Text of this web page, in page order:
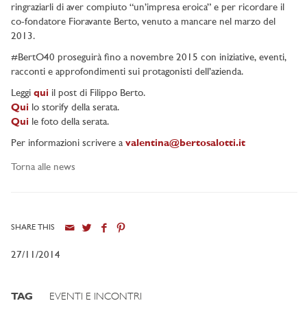
ringraziarli di aver compiuto “un’impresa eroica” e per ricordare il
co-fondatore Fioravante Berto, venuto a mancare nel marzo del
2013.
#BertO40 proseguirà fino a novembre 2015 con iniziative, eventi,
racconti e approfondimenti sui protagonisti dell’azienda.
Leggi qui il post di Filippo Berto.
Qui lo storify della serata.
Qui le foto della serata.
Per informazioni scrivere a valentina@bertosalotti.it
Torna alle news
SHARE THIS
27/11/2014
TAG EVENTI E INCONTRI